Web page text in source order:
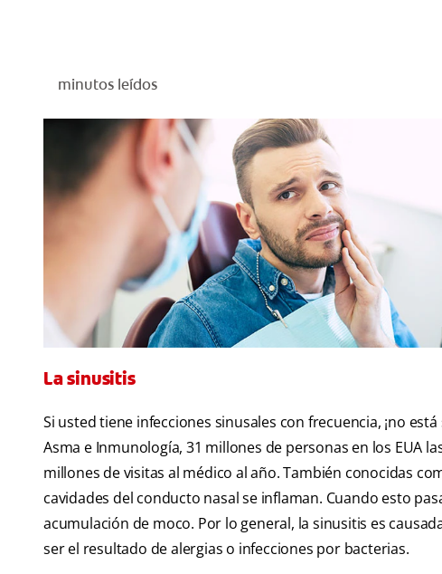
minutos leídos
La sinusitis
Si usted tiene infecciones sinusales con frecuencia, ¡no
Asma e Inmunología, 31 millones de personas en los EUA
millones de visitas al médico al año. También conocidas
cavidades del conducto nasal se inflaman. Cuando esto
acumulación de moco. Por lo general, la sinusitis es
ser el resultado de alergias o infecciones por bacterias.